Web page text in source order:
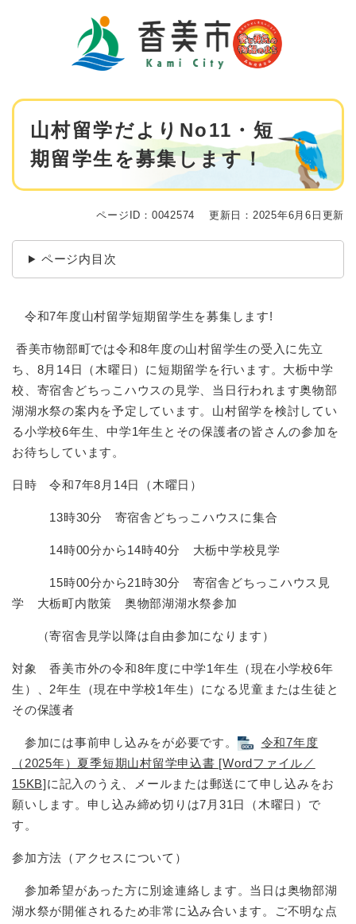
本
山村留学だよりNo11・短
期留学生を募集します！
ページID：0042574 更新日：2025年6月6日更新
ページ内目次
令和7年度山村留学短期留学生を募集します!
香美市物部町では令和8年度の山村留学生の受入に先立
ち、8月14日（木曜日）に短期留学を行います。大栃中学
校、寄宿舎どちっこハウスの見学、当日行われます奥物部
湖湖水祭の案内を予定しています。山村留学を検討してい
る小学校6年生、中学1年生とその保護者の皆さんの参加を
お待ちしています。
日時 令和7年8月14日（木曜日）
13時30分 寄宿舎どちっこハウスに集合
14時00分から14時40分 大栃中学校見学
15時00分から21時30分 寄宿舎どちっこハウス見
学 大栃町内散策 奥物部湖湖水祭参加
（寄宿舎見学以降は自由参加になります）
対象 香美市外の令和8年度に中学1年生（現在小学校6年
生）、2年生（現在中学校1年生）になる児童または生徒と
その保護者
参加には事前申し込みをが必要です。
令和7年度
（2025年）夏季短期山村留学申込書 [Wordファイル／
15KB]に記入のうえ、メールまたは郵送にて申し込みをお
願いします。申し込み締め切りは7月31日（木曜日）で
す。
参加方法（アクセスについて）
参加希望があった方に別途連絡します。当日は奥物部湖
湖水祭が開催されるため非常に込み合います。ご不明な点